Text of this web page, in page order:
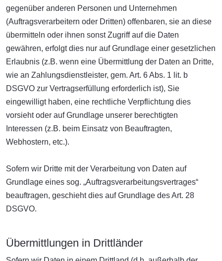
gegenüber anderen Personen und Unternehmen
(Auftragsverarbeitern oder Dritten) offenbaren, sie an diese
übermitteln oder ihnen sonst Zugriff auf die Daten
gewähren, erfolgt dies nur auf Grundlage einer gesetzlichen
Erlaubnis (z.B. wenn eine Übermittlung der Daten an Dritte,
wie an Zahlungsdienstleister, gem. Art. 6 Abs. 1 lit. b
DSGVO zur Vertragserfüllung erforderlich ist), Sie
eingewilligt haben, eine rechtliche Verpflichtung dies
vorsieht oder auf Grundlage unserer berechtigten
Interessen (z.B. beim Einsatz von Beauftragten,
Webhostern, etc.).
Sofern wir Dritte mit der Verarbeitung von Daten auf
Grundlage eines sog. „Auftragsverarbeitungsvertrages“
beauftragen, geschieht dies auf Grundlage des Art. 28
DSGVO.
Übermittlungen in Drittländer